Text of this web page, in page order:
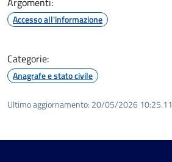
Accesso all'informazione
Categorie:
Anagrafe e stato civile
Ultimo aggiornamento: 20/05/2026 10:25.11